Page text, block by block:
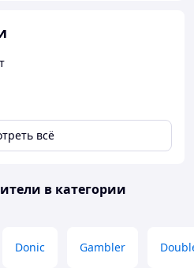
сеткой. Игровая
быть матовой,однородной
кромки стола должна
шириной 20 мм. При
парной игры
всё
в категории
Donic Gambler